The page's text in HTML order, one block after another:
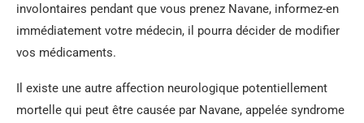
involontaires pendant que vous prenez Navane, informez-en
immédiatement votre médecin, il pourra décider de modifier
vos médicaments.
Il existe une autre affection neurologique potentiellement
mortelle qui peut être causée par Navane, appelée syndrome